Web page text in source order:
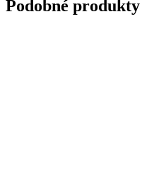
Podobné produkty